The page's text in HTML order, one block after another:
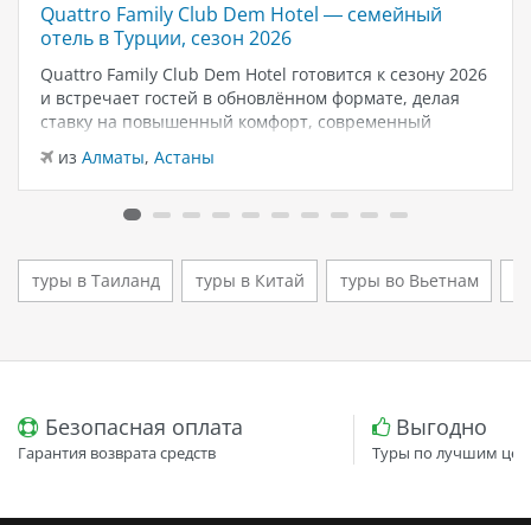
Quattro Family Club Dem Hotel — семейный
отель в Турции, сезон 2026
Quattro Family Club Dem Hotel готовится к сезону 2026
и встречает гостей в обновлённом формате, делая
ставку на повышенный комфорт, современный
моря. Отель остаётся популярным выбором для тех,
кто ищет семейный отель в…
из Алматы, Астаны
туры в Таиланд туры в Китай туры во Вьетнам
Безопасная оплата
Гарантия возврата средств
Выгодно
Туры по лучшим